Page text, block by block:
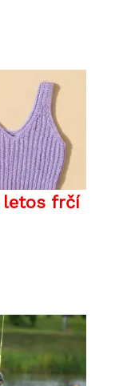
letos frčí